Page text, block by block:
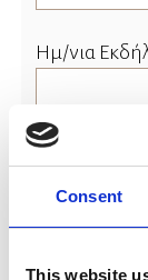
Consent
This website
Ημ/νια
Ώρα